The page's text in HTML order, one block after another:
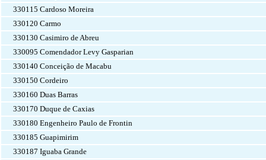
330115 Cardoso Moreira
330120 Carmo
330130 Casimiro de Abreu
330095 Comendador Levy Gasparian
330140 Conceição de Macabu
330150 Cordeiro
330160 Duas Barras
330170 Duque de Caxias
330180 Engenheiro Paulo de Frontin
330185 Guapimirim
330187 Iguaba Grande